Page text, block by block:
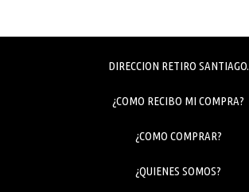
DIRECCION RETIRO SANTIAGO.
¿COMO RECIBO MI COMPRA?
¿COMO COMPRAR?
¿QUIENES SOMOS?